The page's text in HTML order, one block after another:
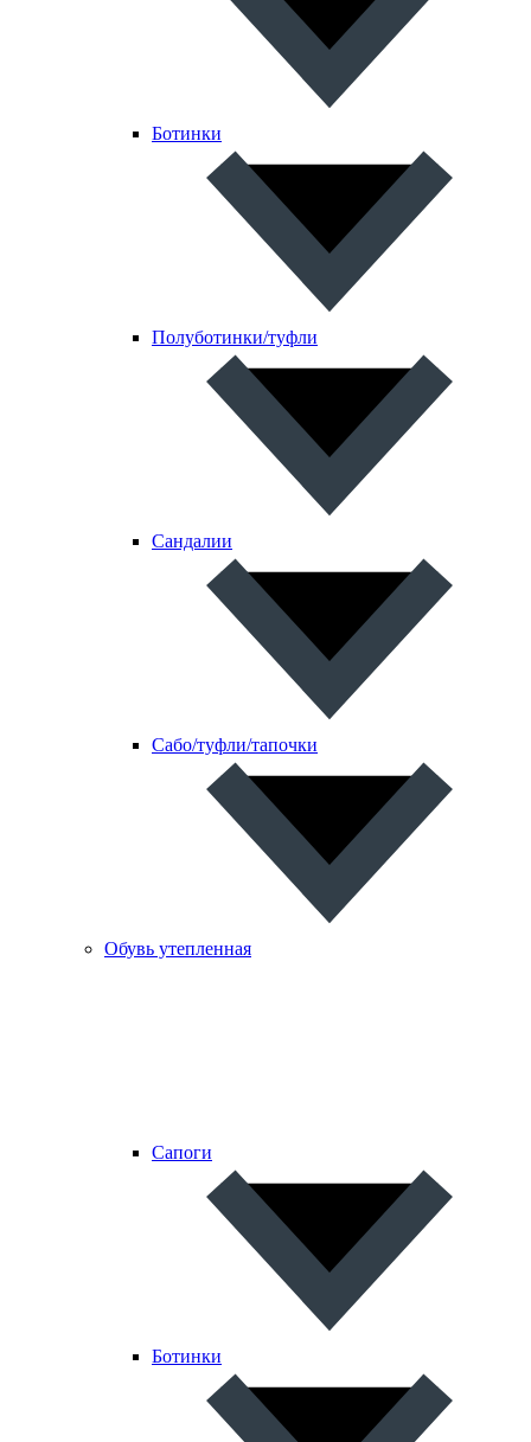
Ботинки
Полуботинки/туфли
Сандалии
Сабо/туфли/тапочки
Обувь утепленная
Сапоги
Ботинки